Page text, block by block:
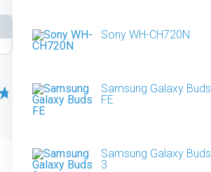
Sony WH-CH720N
Samsung Galaxy Buds
FE
Samsung Galaxy Buds
3